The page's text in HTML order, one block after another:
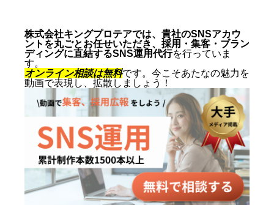
株式会社キングプロテアでは、貴社のSNSアカウ
ントを丸ごとお任せいただき、採用・集客・ブラン
ディングに直結するSNS運用代行を行っていま
す。
オンライン相談は無料です。今こそあたなの魅力を
動画で表現し、拡散しましょう！